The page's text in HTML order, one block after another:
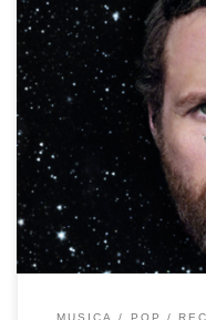
Anticipato da quel gran
uscito a fine gennaio Ora
non un album, ma una
allegria, come sempre,
collaborazioni (Amadou &
MUSICA POP